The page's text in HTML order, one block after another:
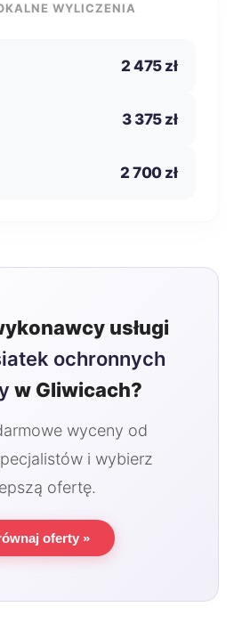
WYLICZENIA
2 475 zł
3 375 zł
2 700 zł
usługi
ochronnych
w Gliwicach?
wyceny od
i wybierz
ofertę.
oferty »